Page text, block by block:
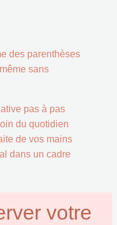
des parenthèses
sans
pas à pas
du quotidien
de vos mains
dans un cadre
votre